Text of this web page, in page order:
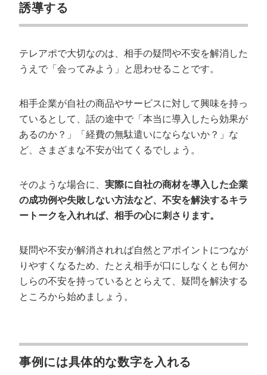
プロに無料相談をする
会社概要資料をダウンロー
ドする
誘導する
テレアポで大切なのは、相手の疑問や不安を解消した
うえで「会ってみよう」と思わせることです。
相手企業が自社の商品やサービスに対して興味を持っ
ているとして、話の途中で「本当に導入したら効果が
あるのか？」「経費の無駄遣いにならないか？」な
ど、さまざまな不安が出てくるでしょう。
そのような場合に、 実際に自社の商材を導入した企業
の成功例や失敗しない方法など、不安を解決するキラ
ートークを入れれば、相手の心に刺さります。
疑問や不安が解消されれば自然とアポイントにつなが
りやすくなるため、たとえ相手が口にしなくとも何か
しらの不安を持っているととらえて、疑問を解決する
ところから始めましょう。
事例には具体的な数字を入れる